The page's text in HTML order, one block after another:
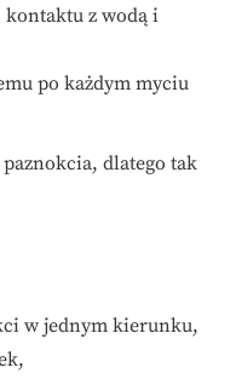
kontaktu z wodą i
po każdym myciu
dlatego tak
w jednym kierunku,